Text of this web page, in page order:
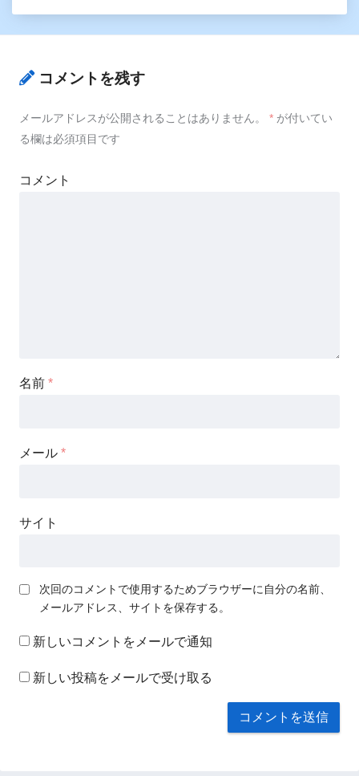
コメントを残す
メールアドレスが公開されることはありません。 * が付いてい
る欄は必須項目です
コメント
名前 *
メール *
サイト
次回のコメントで使用するためブラウザーに自分の名前、
メールアドレス、サイトを保存する。
新しいコメントをメールで通知
新しい投稿をメールで受け取る